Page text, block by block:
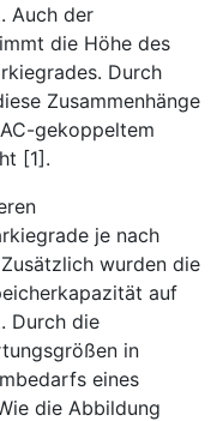
Auch der
die Höhe des
Durch
Zusammenhänge
gekoppeltem
[1].
je nach
wurden die
auf
Durch die
in
eines
die Abbildung